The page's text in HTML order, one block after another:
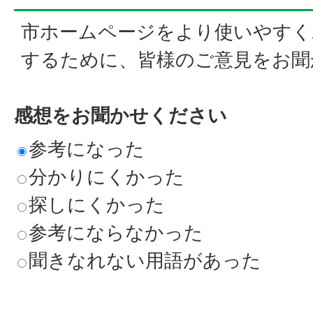
市ホームページをより使いやす
するために、皆様のご意見をお
感想をお聞かせください
参考になった
分かりにくかった
探しにくかった
参考にならなかった
聞きなれない用語があった